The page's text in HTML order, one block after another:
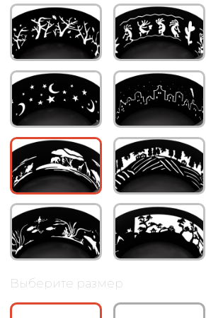
Доставка по Москве и МО
3-5 дней после оплаты заказа
Забрать на складе
140411, Московская область, г.
Коломна, Озерский проезд, д.6а
ПН-ПТ с 8:00 до 17:00.
Круглая костровая чаша "Саванна"
диаметром 50 см будет отлично
смотреться на дачном участке.
сквозь уникальный рисунок боковой
центром притяжения на вашем участке,
Описание
ОПИСАНИЕ ТОВАРА